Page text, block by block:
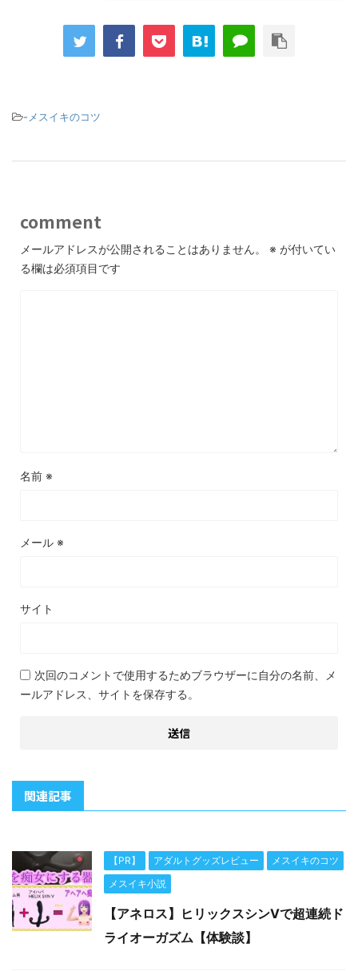
- メスイキのコツ
comment
メールアドレスが公開されることはありません。 ※ が付いてい
る欄は必須項目です
名前 ※
メール ※
サイト
次回のコメントで使用するためブラウザーに自分の名前、メ
ールアドレス、サイトを保存する。
関連記事
【PR】 アダルトグッズレビュー
メスイキのコツ
メスイキ小説
【アネロス】ヒリックスシンVで超連続ド
ライオーガズム【体験談】